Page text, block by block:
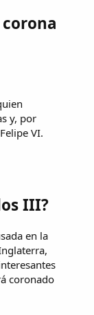
y, por
VI.
III?
en la
coronado